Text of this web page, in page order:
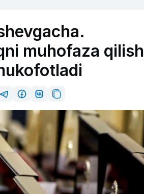
muhofaza qilish